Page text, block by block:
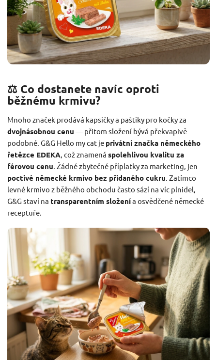
⚖️ Co dostanete navíc oproti
běžnému krmivu?
Mnoho značek prodává kapsičky a paštiky pro kočky za
dvojnásobnou cenu — přitom složení bývá překvapivě
podobné. G&G Hello my cat je privátní značka německého
řetězce EDEKA , což znamená spolehlivou kvalitu za
férovou cenu . Žádné zbytečné příplatky za marketing, jen
poctivé německé krmivo bez přidaného cukru . Zatímco
levné krmivo z běžného obchodu často sází na víc plnidel,
G&G staví na transparentním složenía osvědčené německé
receptuře.